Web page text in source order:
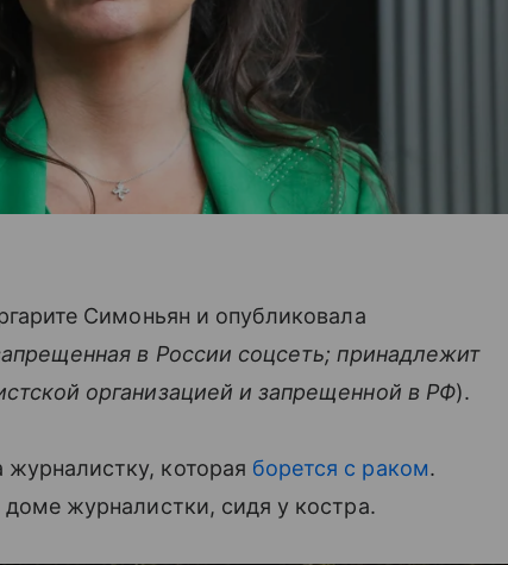
Симоньян и опубликовала
в России соцсеть; принадлежит
организацией и запрещенной в РФ).
которая борется с раком.
журналистки, сидя у костра.